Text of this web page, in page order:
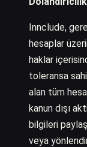
Innclude,
hesaplar
haklar
toleransa
alan tüm
kanun dışı
bilgileri
veya